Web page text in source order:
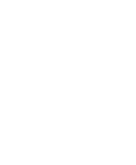
бумажных